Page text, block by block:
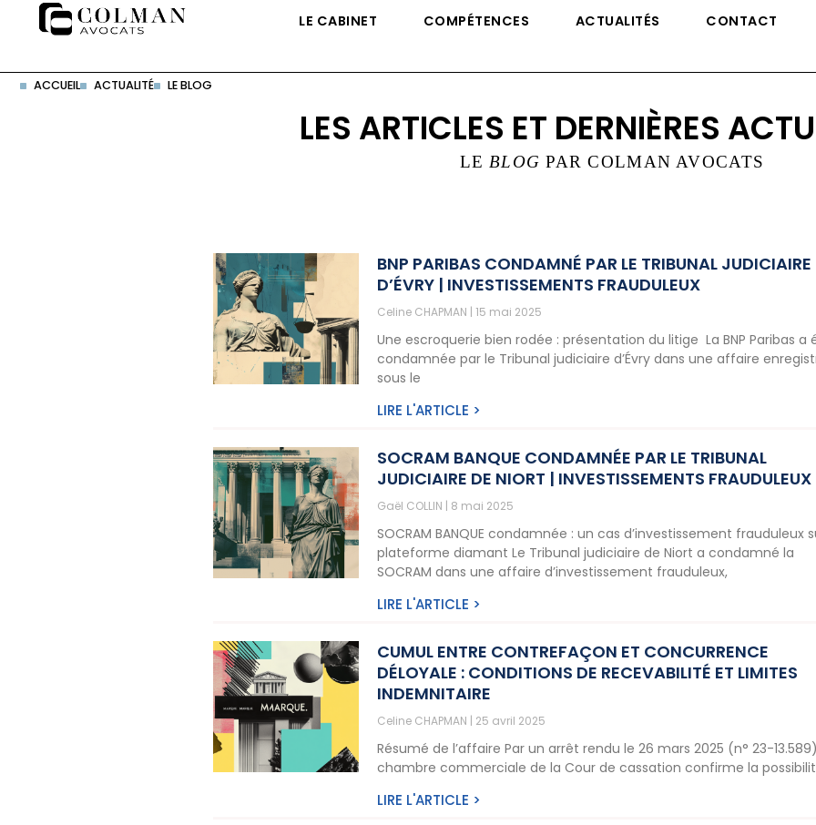
LE CABINET COMPÉTENCES ACTUALITÉS CONTACT
ACCUEIL ACTUALITÉ LE BLOG
LES ARTICLES ET DERNIÈRES
LE BLOGPAR COLMAN AVOCATS
BNP PARIBAS CONDAMNÉ PAR LE TRIBUNAL JUDICIAIRE
D’ÉVRY | INVESTISSEMENTS FRAUDULEUX
Celine CHAPMAN 15 mai 2025
Une escroquerie bien rodée : présentation du litige La BNP Paribas a
condamnée par le Tribunal judiciaire d’Évry dans une affaire
sous le
LIRE L'ARTICLE >
SOCRAM BANQUE CONDAMNÉE PAR LE TRIBUNAL
JUDICIAIRE DE NIORT | INVESTISSEMENTS FRAUDULEUX
Gaël COLLIN 8 mai 2025
SOCRAM BANQUE condamnée : un cas d’investissement frauduleux
plateforme diamant Le Tribunal judiciaire de Niort a condamné la
SOCRAM dans une affaire d’investissement frauduleux,
LIRE L'ARTICLE >
CUMUL ENTRE CONTREFAÇON ET CONCURRENCE
DÉLOYALE : CONDITIONS DE RECEVABILITÉ ET LIMITES
INDEMNITAIRE
Celine CHAPMAN 25 avril 2025
Résumé de l’affaire Par un arrêt rendu le 26 mars 2025 (n° 23-
chambre commerciale de la Cour de cassation confirme la
LIRE L'ARTICLE >